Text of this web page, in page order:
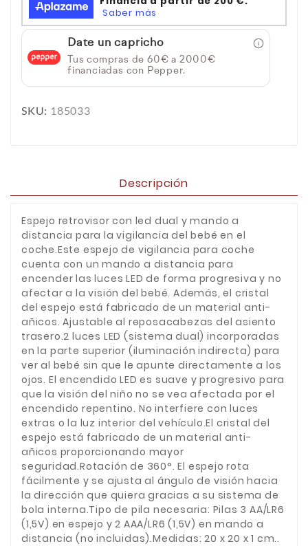
Date un capricho
Tus compras de 60€ a 2000€
financiadas con Pepper.
SKU: 185033
Descripción
Espejo retrovisor con led dual y mando a
distancia para la vigilancia del bebé en el
coche.Este espejo de vigilancia para coche
cuenta con un mando a distancia para
encender las luces LED de forma progresiva y no
afectar a la visión del bebé. Además, el cristal
del espejo está fabricado de un material anti-
añicos. Ajustable al reposacabezas del asiento
trasero.2 luces LED (sistema dual) incorporadas
en la parte superior (iluminación indirecta) para
ver al bebé sin que le apunte directamente a los
ojos. El encendido LED es suave y progresivo para
que la visión del niño no se vea afectada por el
encendido repentino. No interfiere con luces
extras o la luz interior del vehículo.El cristal del
espejo está fabricado de un material anti-
añicos proporcionando mayor
seguridad.Rotación de 360°. El espejo rota
fácilmente y se ajusta al ángulo de visión hacia
la dirección que quiera gracias a su sistema de
bola interna.Tipo de pila necesaria: Pilas ‎3 AA/LR6
(1,5V) en espejo y 2 AAA/LR6 (1,5V) en mando a
distancia (no incluidas).Medidas: 20 x 20 x 1 cm..